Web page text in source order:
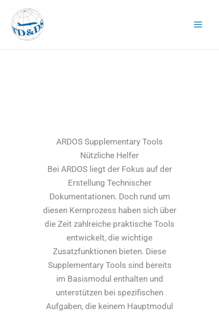
Inhalt
springen
ARDOS Supplementary Tools
Nützliche Helfer
Bei ARDOS liegt der Fokus auf der
Erstellung Technischer
Dokumentationen. Doch rund um
diesen Kernprozess haben sich über
die Zeit zahlreiche praktische Tools
entwickelt, die wichtige
Zusatzfunktionen bieten. Diese
Supplementary Tools sind bereits
im Basismodul enthalten und
unterstützen bei spezifischen
Aufgaben, die keinem Hauptmodul